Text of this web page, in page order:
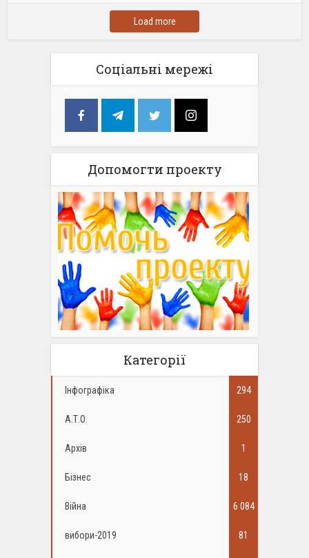
Load more
Соціальні мережі
Допомогти проекту
Категорії
Інфографіка 294
А.Т.О. 250
Архів 1
Бізнес 18
Війна 6 084
вибори-2019 81